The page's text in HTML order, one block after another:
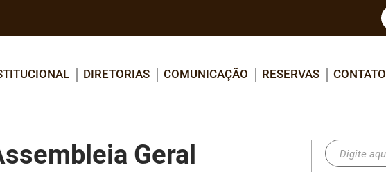
DIRETORIAS COMUNICAÇÃO RESERVAS CONTATO
Geral